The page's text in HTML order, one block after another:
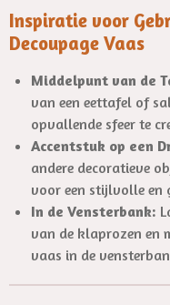
Inspiratie voor
Decoupage Vaas
Middelpunt van de
van een eettafel of
opvallende sfeer te
Accentstuk op een
andere decoratieve
voor een stijlvolle en
In de Vensterbank:
van de klaprozen en
vaas in de